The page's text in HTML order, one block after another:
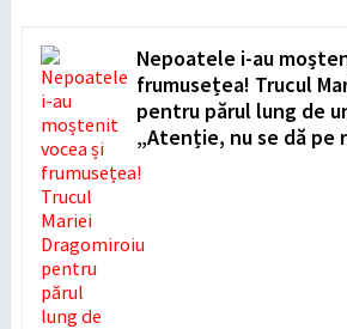
Nepoatele i-au
frumusețea! Trucul
pentru părul lung de
„Atenție, nu se dă pe